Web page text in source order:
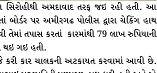
સિરોહીથી અમદાવાદ તરફ જઇ રહી હતી. આ
પર અમીરગઢ પોલીસ દ્વારા ચેકિંગ હાથ
તેમાં તપાસ કરતાં કારમાંથી 79 લાખ રુપિયાની
થઇ ગઇ હતી.
કાર ચાલકની અટકાયત કરવામાં આવી છે.